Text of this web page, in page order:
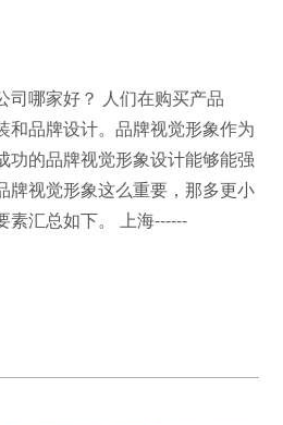
司哪家好？ 人们在购买产品
和品牌设计。品牌视觉形象作为
功的品牌视觉形象设计能够能强
牌视觉形象这么重要，那多更小
素汇总如下。 上海------